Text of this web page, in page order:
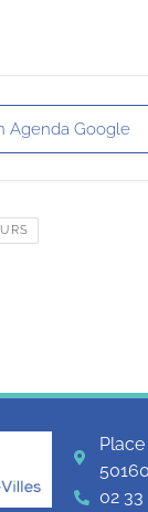
Agenda Google
02 33